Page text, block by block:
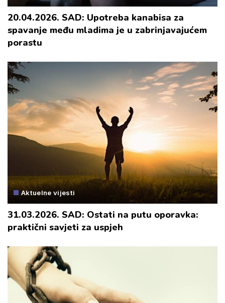
20.04.2026. SAD: Upotreba kanabisa za
spavanje među mladima je u zabrinjavajućem
porastu
Aktuelne vijesti
31.03.2026. SAD: Ostati na putu oporavka:
praktični savjeti za uspjeh